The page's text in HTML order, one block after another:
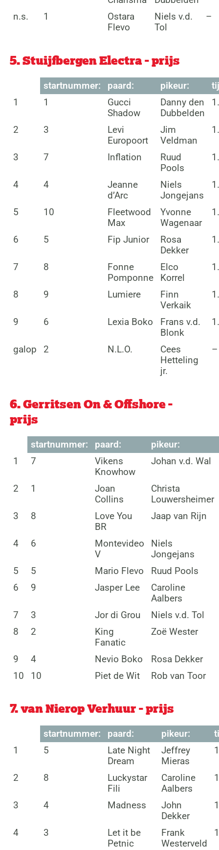
n.s.
1
Ostara
Flevo
Niels v.d.
Tol
–
5. Stuijfbergen Electra - prijs
startnummer: paard: pikeur:
1
1
Gucci
Shadow
Danny den
Dubbelden
2 3
Levi
Europoort
Jim
Veldman
3 7 Inflation
Ruud
Pools
4 4
Jeanne
d’Arc
Niels
Jongejans
5 10
Fleetwood
Max
Yvonne
Wagenaar
6 5 Fip Junior
Rosa
Dekker
7 8
Fonne
Pomponne
Elco
Korrel
8 9 Lumiere
Finn
Verkaik
9 6 Lexia Boko
Frans v.d.
Blonk
galop 2 N.L.O.
Cees
Hetteling
jr.
–
6. Gerritsen On & Offshore -
prijs
startnummer: paard:
pikeur:
1
7
Vikens
Knowhow
Johan v.d. Wal
2 1
Joan
Collins
Christa
Louwersheimer
3
8
Love You
BR
Jaap van Rijn
4 6
Montevideo
V
Niels
Jongejans
5
5 Mario Flevo
Ruud Pools
6
9 Jasper Lee
Caroline
Aalbers
7
3 Jor di Grou
Niels v.d. Tol
8
2
King
Fanatic
Zoë Wester
9 4 Nevio Boko
Rosa Dekker
10
10 Piet de Wit Rob van Toor
7. van Nierop Verhuur - prijs
startnummer: paard: pikeur:
1
5
Late Night
Dream
Jeffrey
Mieras
2 8
Luckystar
Fili
Caroline
Aalbers
3 4 Madness
John
Dekker
4 3
Let it be
Petnic
Frank
Westerveld